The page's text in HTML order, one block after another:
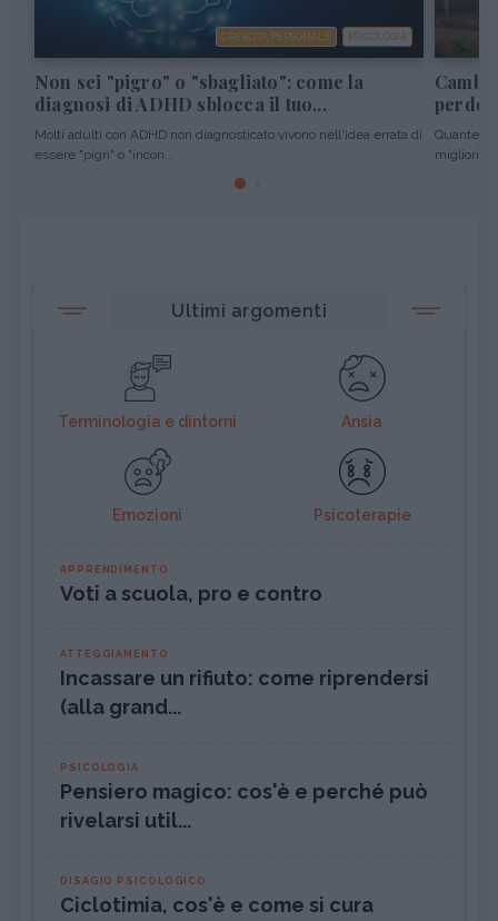
CRESCITA PERSONALE PSICOLOGIA
Non sei "pigro" o "sbagliato": come la
diagnosi di ADHD sblocca il tuo...
Molti adulti con ADHD non diagnosticato vivono nell'idea errata di
essere "pigri" o "incon...
Quante
migliori
Ultimi argomenti
Terminologia e dintorni Ansia
Emozioni Psicoterapie
APPRENDIMENTO
Voti a scuola, pro e contro
ATTEGGIAMENTO
Incassare un rifiuto: come riprendersi
(alla grand...
PSICOLOGIA
Pensiero magico: cos'è e perché può
rivelarsi util...
DISAGIO PSICOLOGICO
Ciclotimia, cos'è e come si cura